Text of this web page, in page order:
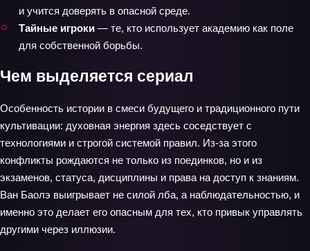
и учится доверять в опасной среде.
Тайные игроки — те, кто использует академию как поле
для собственной борьбы.
Чем выделяется сериал
Особенность истории в смеси будущего и традиционного пути
культивации: духовная энергия здесь соседствует с
технологиями и строгой системой правил. Из-за этого
конфликты рождаются не только из поединков, но и из
экзаменов, статуса, дисциплины и права на доступ к знаниям.
Ван Баолэ выигрывает не силой лба, а наблюдательностью, и
именно это делает его опасным для тех, кто привык управлять
другими через иллюзии.